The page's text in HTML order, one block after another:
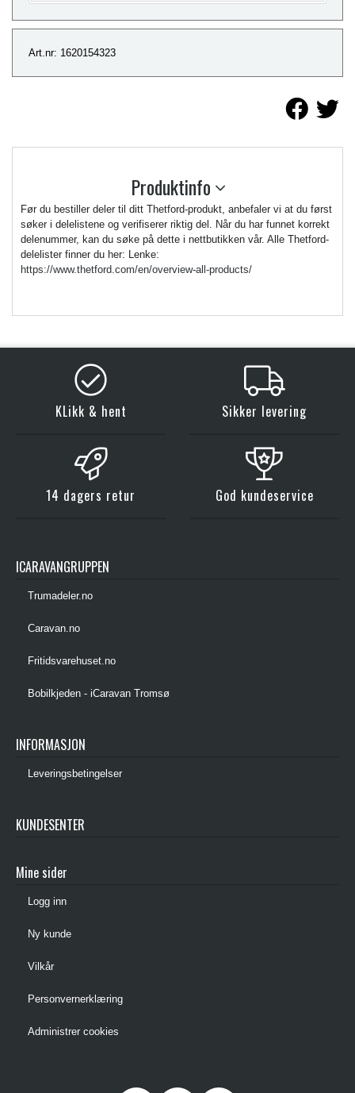
Art.nr: 1620154323
Produktinfo
Før du bestiller deler til ditt Thetford-produkt, anbefaler vi at du først
søker i delelistene og verifiserer riktig del. Når du har funnet korrekt
delenummer, kan du søke på dette i nettbutikken vår. Alle Thetford-
delelister finner du her: Lenke:
https://www.thetford.com/en/overview-all-products/
KLikk & hent Sikker levering
14 dagers retur God kundeservice
ICARAVANGRUPPEN
Trumadeler.no
Caravan.no
Fritidsvarehuset.no
Bobilkjeden - iCaravan Tromsø
INFORMASJON
Leveringsbetingelser
KUNDESENTER
Mine sider
Logg inn
Ny kunde
Vilkår
Personvernerklæring
Administrer cookies